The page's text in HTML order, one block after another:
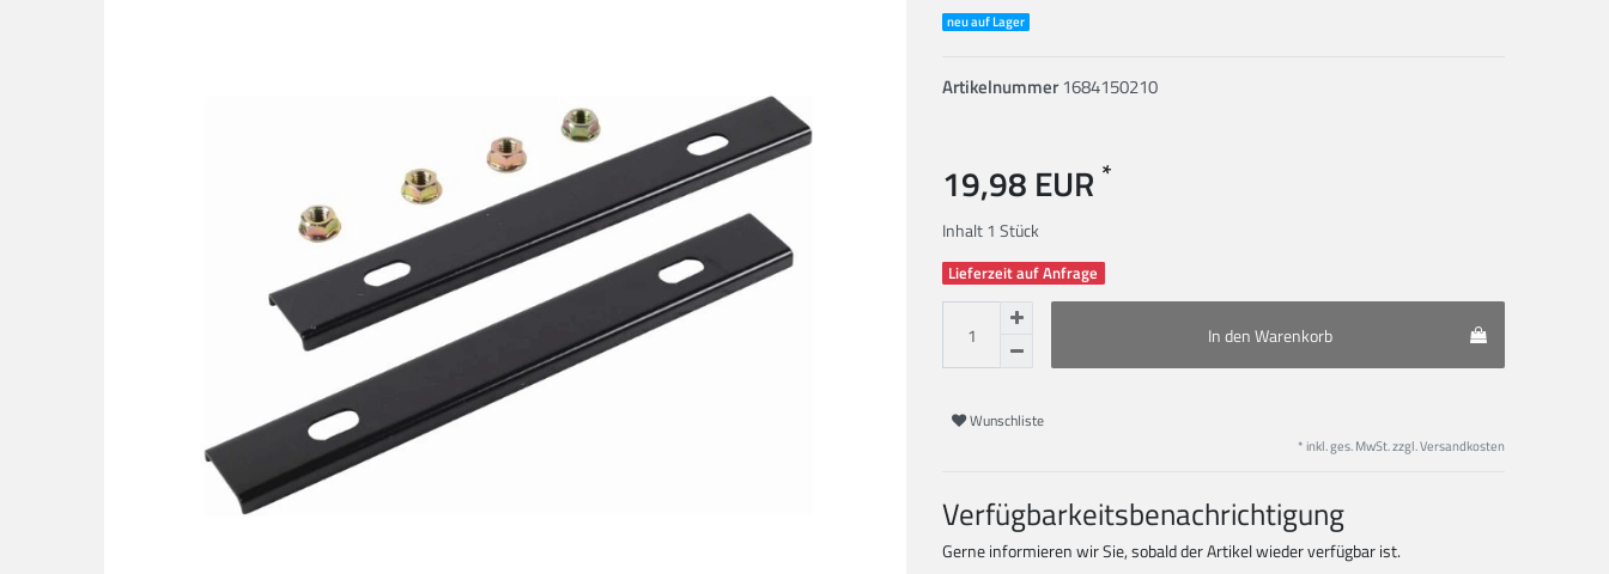
neu auf Lager
Artikelnummer1684150210
19,98 EUR *
Inhalt1 Stück
Lieferzeit auf Anfrage
In den Warenkorb
Wunschliste
* inkl. ges. MwSt. zzgl.Versandkosten
Verfügbarkeitsbenachrichtigung
Gerne informieren wir Sie, sobald der Artikel wieder verfügbar ist.